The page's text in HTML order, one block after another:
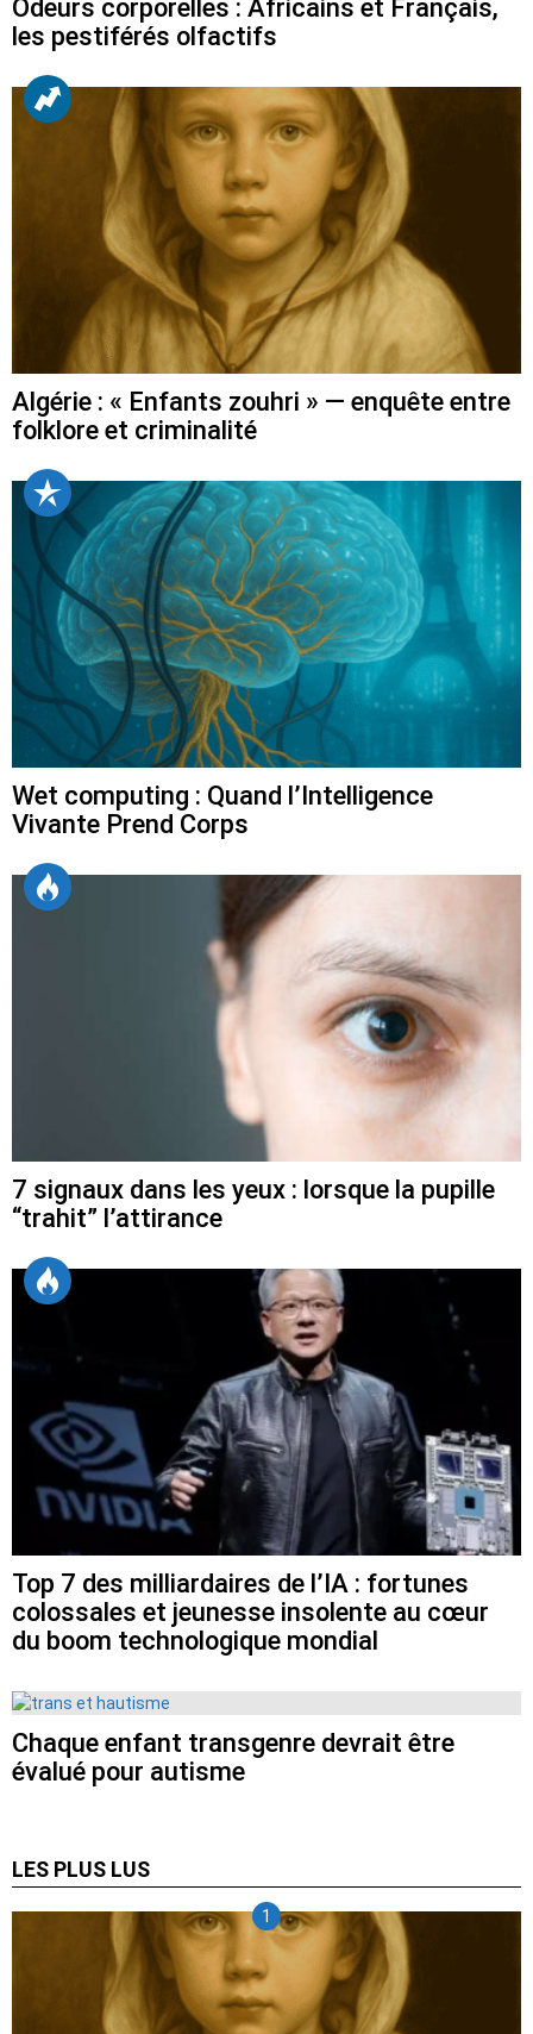
Odeurs corporelles : Africains et Français,
les pestiférés olfactifs
Algérie : « Enfants zouhri » — enquête entre
folklore et criminalité
Wet computing : Quand l’Intelligence
Vivante Prend Corps
7 signaux dans les yeux : lorsque la pupille
“trahit” l’attirance
Top 7 des milliardaires de l’IA : fortunes
colossales et jeunesse insolente au cœur
du boom technologique mondial
Chaque enfant transgenre devrait être
évalué pour autisme
LES PLUS LUS